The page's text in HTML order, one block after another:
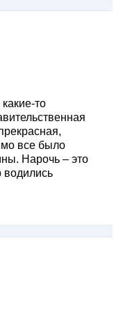
то
все было
Нарочь – это
водились